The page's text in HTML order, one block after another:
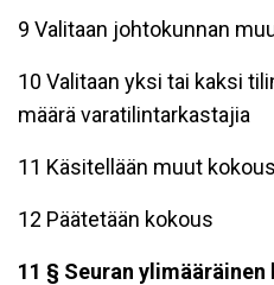
9 Valitaan johtokunnan
10 Valitaan yksi tai kaksi
määrä varatilintarkastajia
11 Käsitellään muut
12 Päätetään kokous
11 § Seuran ylimääräinen